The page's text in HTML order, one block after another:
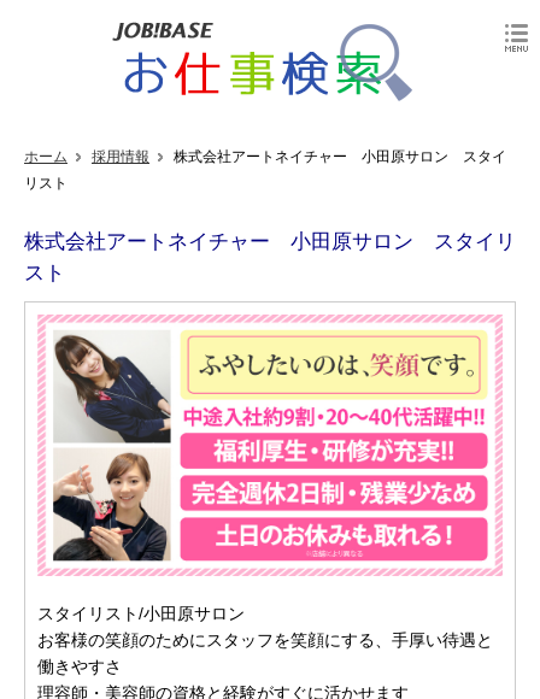
ホーム 採用情報
株式会社アートネイチャー 小田原サロン スタイ
リスト
株式会社アートネイチャー 小田原サロン スタイリ
スト
スタイリスト/小田原サロン
お客様の笑顔のためにスタッフを笑顔にする、手厚い待遇と
働きやすさ
理容師・美容師の資格と経験がすぐに活かせます